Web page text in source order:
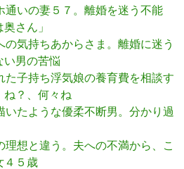
通いの妻５７。離婚を迷う不能
さん」
の気持ちあからさま。離婚に迷う
い男の苦悩
た子持ち浮気娘の養育費を相談す
ね？、何々ね
いたような優柔不断男。分かり過
理想と違う。夫への不満から、こ
４５歳